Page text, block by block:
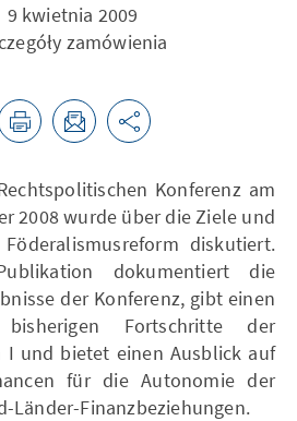
9 kwietnia 2009
zamówienia
Konferenz am
2008 wurde über die Ziele und
diskutiert.
dokumentiert die
der Konferenz, gibt einen
Fortschritte der
I und bietet einen Ausblick auf
für die Autonomie der
Länder-Finanzbeziehungen.